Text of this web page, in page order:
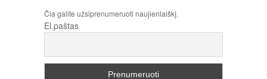
Čia galite užsiprenumeruoti naujienlaiškį.
El.paštas